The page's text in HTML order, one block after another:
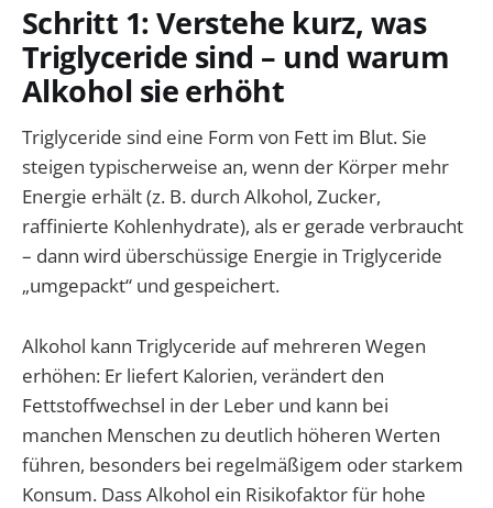
Schritt 1: Verstehe kurz, was
Triglyceride sind – und warum
Alkohol sie erhöht
Triglyceride sind eine Form von Fett im Blut. Sie
steigen typischerweise an, wenn der Körper mehr
Energie erhält (z. B. durch Alkohol, Zucker,
raffinierte Kohlenhydrate), als er gerade verbraucht
– dann wird überschüssige Energie in Triglyceride
„umgepackt“ und gespeichert.
Alkohol kann Triglyceride auf mehreren Wegen
erhöhen: Er liefert Kalorien, verändert den
Fettstoffwechsel in der Leber und kann bei
manchen Menschen zu deutlich höheren Werten
führen, besonders bei regelmäßigem oder starkem
Konsum. Dass Alkohol ein Risikofaktor für hohe